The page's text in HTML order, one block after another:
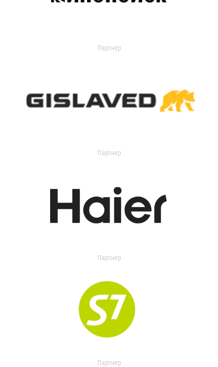
Партнер
Партнер
Партнер
Партнер